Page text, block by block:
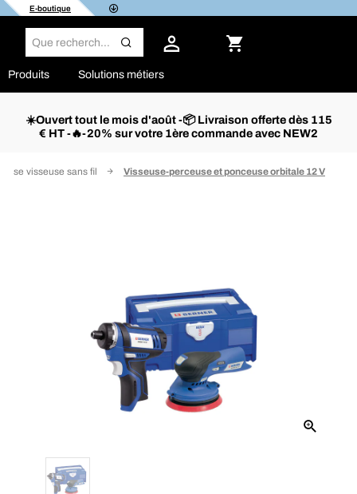
E-boutique
Produits Solutions métiers
☀️Ouvert tout le mois d'août -📦 Livraison offerte dès 115
€ HT -🔥-20% sur votre 1ère commande avec NEW2
visseuse sans fil Visseuse-perceuse et ponceuse orbitale 12 V